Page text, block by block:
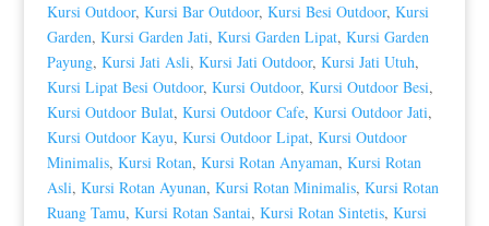
Kursi Outdoor, Kursi Bar Outdoor, Kursi Besi Outdoor, Kursi
Garden, Kursi Garden Jati, Kursi Garden Lipat, Kursi Garden
Payung, Kursi Jati Asli, Kursi Jati Outdoor, Kursi Jati Utuh,
Kursi Lipat Besi Outdoor, Kursi Outdoor, Kursi Outdoor Besi,
Kursi Outdoor Bulat, Kursi Outdoor Cafe, Kursi Outdoor Jati,
Kursi Outdoor Kayu, Kursi Outdoor Lipat, Kursi Outdoor
Minimalis, Kursi Rotan, Kursi Rotan Anyaman, Kursi Rotan
Asli, Kursi Rotan Ayunan, Kursi Rotan Minimalis, Kursi Rotan
Ruang Tamu, Kursi Rotan Santai, Kursi Rotan Sintetis, Kursi